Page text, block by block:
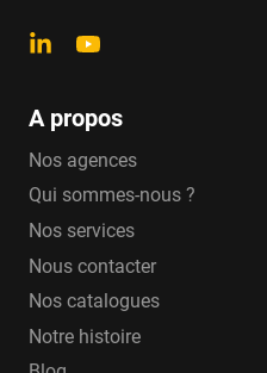
A propos
Nos agences
Qui sommes-nous ?
Nos services
Nous contacter
Nos catalogues
Notre histoire